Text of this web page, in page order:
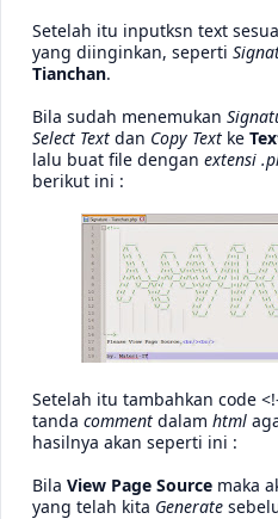
Setelah itu inputksn text
yang diinginkan, seperti
Tianchan.
Bila sudah menemukan
Select Text dan Copy Text ke
lalu buat file dengan extensi
berikut ini :
Setelah itu tambahkan code
tanda comment dalam html
hasilnya akan seperti ini :
Bila View Page Source maka
yang telah kita Generate